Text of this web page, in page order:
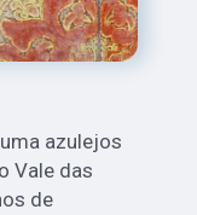
azulejos
Vale das
de